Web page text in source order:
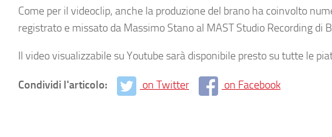
Come per il videoclip, anche la produzione del brano ha coinvolto
registrato e missato da Massimo Stano al MAST Studio Recording di
Il video visualizzabile su Youtube sarà disponibile presto su tutte le
Condividi l'articolo: on Twitter on Facebook